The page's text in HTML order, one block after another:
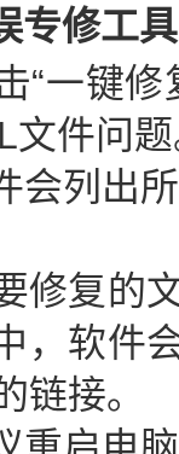
修工具
键修
文件问
列出所
复的文
，软件
链接。